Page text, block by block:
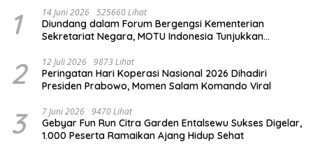
1 14 Juni 2026 525660 Lihat
Diundang dalam Forum Bergengsi Kementerian
Sekretariat Negara, MOTU Indonesia Tunjukkan
2 12 Juli 2026 9873 Lihat
Peringatan Hari Koperasi Nasional 2026 Dihadiri
Presiden Prabowo, Momen Salam Komando Viral
3 7 Juni 2026 9470 Lihat
Gebyar Fun Run Citra Garden Entalsewu Sukses Digelar,
1.000 Peserta Ramaikan Ajang Hidup Sehat